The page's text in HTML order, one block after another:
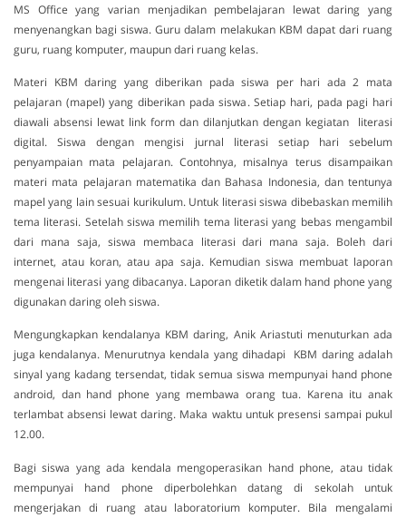
MS Office yang varian menjadikan pembelajaran lewat daring yang
menyenangkan bagi siswa. Guru dalam melakukan KBM dapat dari ruang
guru, ruang komputer, maupun dari ruang kelas.
Materi KBM daring yang diberikan pada siswa per hari ada 2 mata
pelajaran (mapel) yang diberikan pada siswa. Setiap hari, pada pagi hari
diawali absensi lewat link form dan dilanjutkan dengan kegiatan literasi
digital. Siswa dengan mengisi jurnal literasi setiap hari sebelum
penyampaian mata pelajaran. Contohnya, misalnya terus disampaikan
materi mata pelajaran matematika dan Bahasa Indonesia, dan tentunya
mapel yang lain sesuai kurikulum. Untuk literasi siswa dibebaskan memilih
tema literasi. Setelah siswa memilih tema literasi yang bebas mengambil
dari mana saja, siswa membaca literasi dari mana saja. Boleh dari
internet, atau koran, atau apa saja. Kemudian siswa membuat laporan
mengenai literasi yang dibacanya. Laporan diketik dalam hand phone yang
digunakan daring oleh siswa.
Mengungkapkan kendalanya KBM daring, Anik Ariastuti menuturkan ada
juga kendalanya. Menurutnya kendala yang dihadapi KBM daring adalah
sinyal yang kadang tersendat, tidak semua siswa mempunyai hand phone
android, dan hand phone yang membawa orang tua. Karena itu anak
terlambat absensi lewat daring. Maka waktu untuk presensi sampai pukul
12.00.
Bagi siswa yang ada kendala mengoperasikan hand phone, atau tidak
mempunyai hand phone diperbolehkan datang di sekolah untuk
mengerjakan di ruang atau laboratorium komputer. Bila mengalami